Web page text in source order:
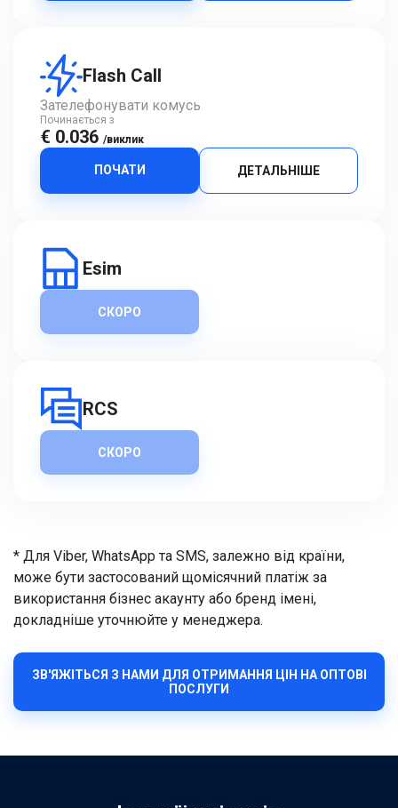
Flash Call
Зателефонувати комусь
Починається з
€ 0.036 /виклик
ПОЧАТИ ДЕТАЛЬНІШЕ
Esim
СКОРО
RCS
СКОРО
* Для Viber, WhatsApp та SMS, залежно від країни,
може бути застосований щомісячний платіж за
використання бізнес акаунту або бренд імені,
докладніше уточнюйте у менеджера.
ЗВ'ЯЖІТЬСЯ З НАМИ ДЛЯ ОТРИМАННЯ ЦІН НА ОПТОВІ
ПОСЛУГИ